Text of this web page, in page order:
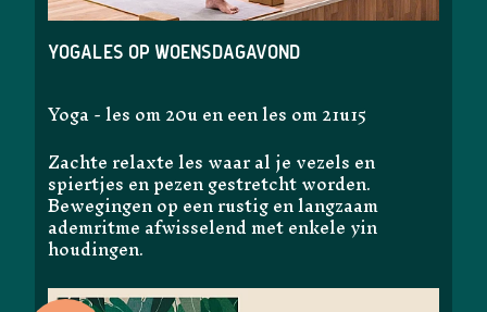
Yogales op woensdagavond
Yoga - les om 20u en een les om 21u15
Zachte relaxte les waar al je vezels en
spiertjes en pezen gestretcht worden.
Bewegingen op een rustig en langzaam
ademritme afwisselend met enkele yin
houdingen.